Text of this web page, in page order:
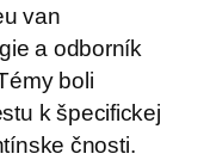
van
a odborník
boli
k špecifickej
čnosti.